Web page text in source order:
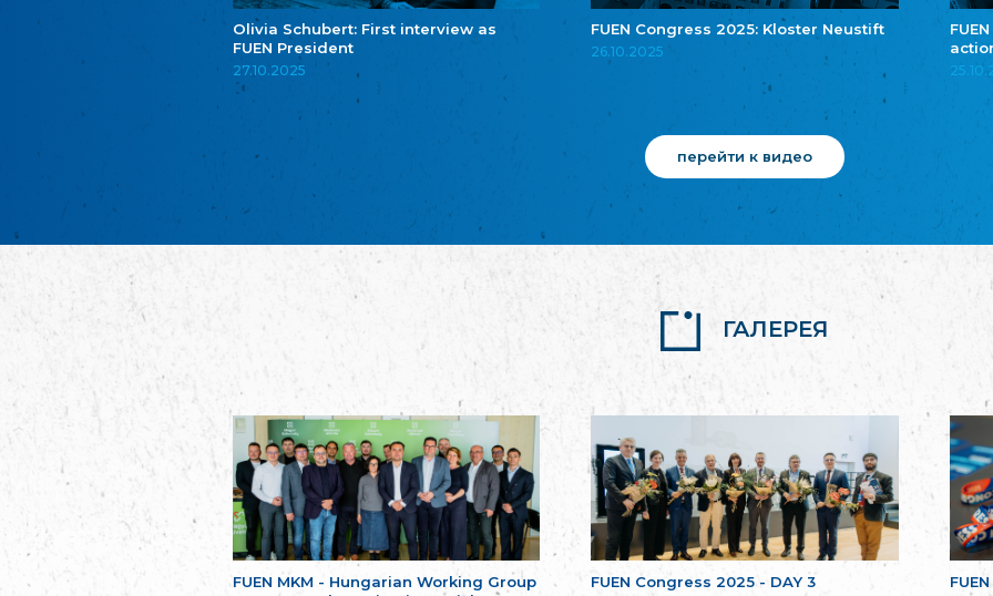
Olivia Schubert: First interview as
FUEN President
27.10.2025
FUEN Congress 2025: Kloster Neustift
26.10.2025
перейти к видео
ГАЛЕРЕЯ
FUEN MKM - Hungarian Working Group
FUEN Congress 2025 - DAY 3